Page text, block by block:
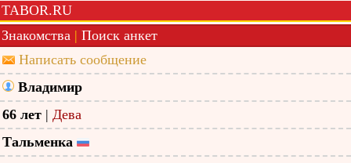
TABOR.RU
Знакомства | Поиск анкет
Написать сообщение
Владимир
66 лет | Дева
Тальменка